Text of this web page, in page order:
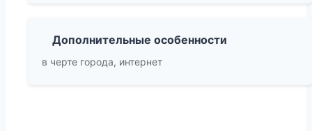
Дополнительные особенности
в черте города, интернет